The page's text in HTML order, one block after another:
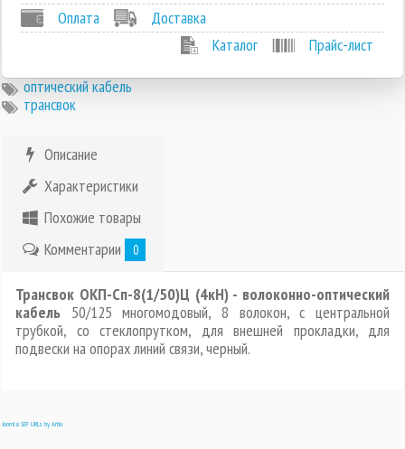
Оплата
Доставка
Каталог
Прайс-лист
оптический кабель
трансвок
Описание
Характеристики
Похожие товары
Комментарии
0
Трансвок ОКП-Сп-8(1/50)Ц (4кН) - волоконно-оптический
кабель 50/125 многомодовый, 8 волокон, с центральной
трубкой, со стеклопрутком, для внешней прокладки, для
подвески на опорах линий связи, черный.
Joomla SEF URLs by Artio